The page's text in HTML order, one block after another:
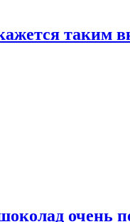
таким
очень